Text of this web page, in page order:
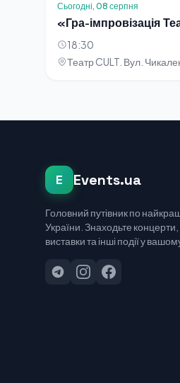
Сьогодні, 08 серпня
«Гра-імпровізація
18:30
Театр CULT. Вул.
E Events.ua
Головний путівник по
України. Знаходьте концерти,
виставки та інші події у вашому